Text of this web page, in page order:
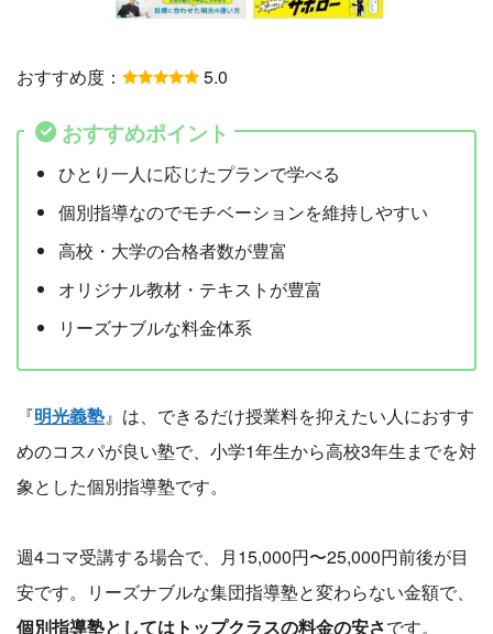
おすすめ度： 5.0
おすすめポイント
ひとり一人に応じたプランで学べる
個別指導なのでモチベーションを維持しやすい
高校・大学の合格者数が豊富
オリジナル教材・テキストが豊富
リーズナブルな料金体系
『明光義塾』は、できるだけ授業料を抑えたい人におすす
めのコスパが良い塾で、小学1年生から高校3年生までを対
象とした個別指導塾です。
週4コマ受講する場合で、月15,000円〜25,000円前後が目
安です。リーズナブルな集団指導塾と変わらない金額で、
個別指導塾としてはトップクラスの料金の安さです。